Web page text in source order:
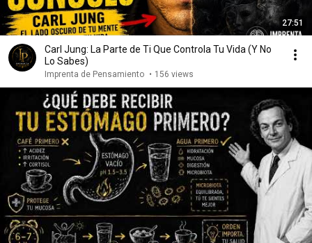
27:51
Carl Jung: La Parte de Ti Que Controla Tu Vida (Y No
Lo Sabes)
Imprenta de Pensamiento • 156 views